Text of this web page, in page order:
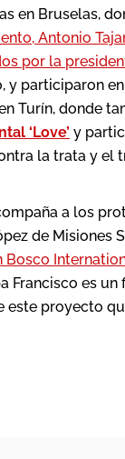
en Bruselas,
Antonio
por la
y participaron
en Turín, donde
‘Love’ y
la trata y el
a los
de Misiones
Bosco
Francisco es un
este proyecto